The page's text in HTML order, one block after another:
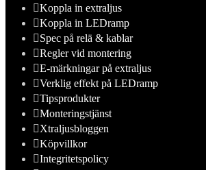
Koppla in extraljus
Koppla in LEDramp
Spec på relä & kablar
Regler vid montering
E-märkningar på extraljus
Verklig effekt på LEDramp
Tipsprodukter
Monteringstjänst
Xtraljusbloggen
Köpvillkor
Integritetspolicy